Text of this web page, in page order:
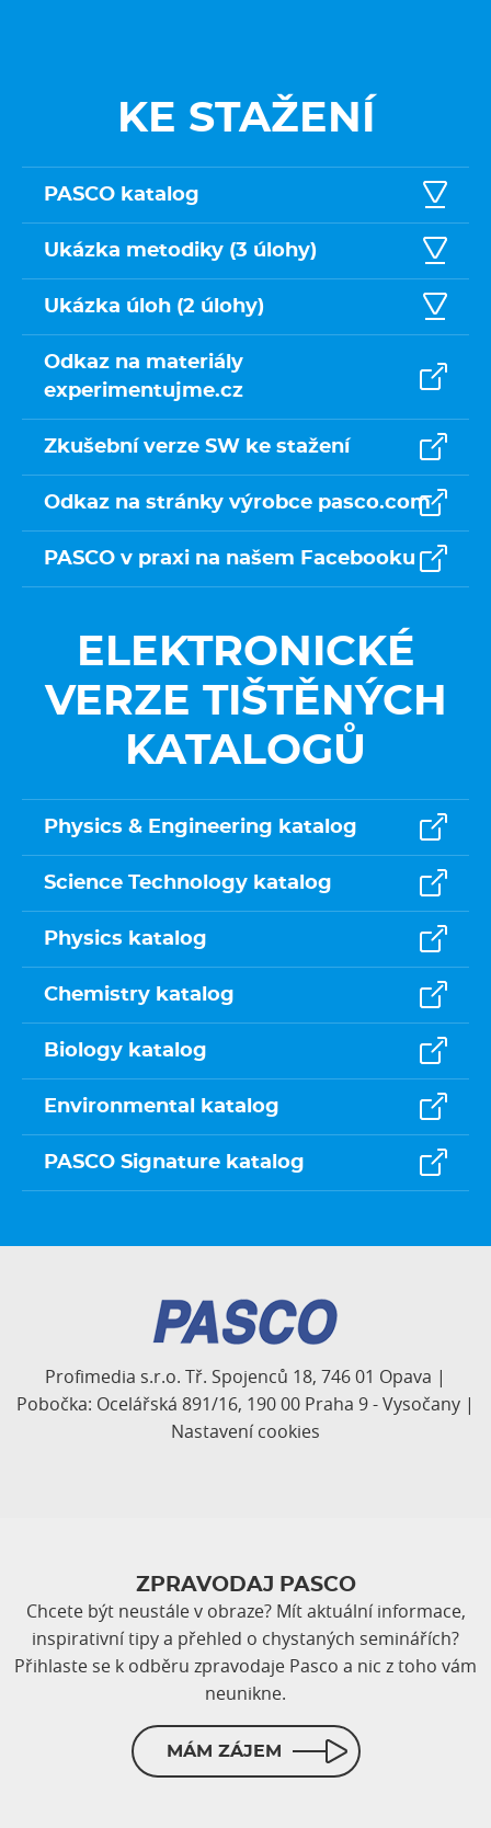
KE STAŽENÍ
PASCO katalog
Ukázka metodiky (3 úlohy)
Ukázka úloh (2 úlohy)
Odkaz na materiály
experimentujme.cz
Zkušební verze SW ke stažení
Odkaz na stránky výrobce pasco.com
PASCO v praxi na našem Facebooku
ELEKTRONICKÉ
VERZE TIŠTĚNÝCH
KATALOGŮ
Physics & Engineering katalog
Science Technology katalog
Physics katalog
Chemistry katalog
Biology katalog
Environmental katalog
PASCO Signature katalog
Profimedia s.r.o. Tř. Spojenců 18, 746 01 Opava |
Pobočka: Ocelářská 891/16, 190 00 Praha 9 - Vysočany |
Nastavení cookies
ZPRAVODAJ PASCO
Chcete být neustále v obraze? Mít aktuální informace,
inspirativní tipy a přehled o chystaných seminářích?
Přihlaste se k odběru zpravodaje Pasco a nic z toho vám
neunikne.
MÁM ZÁJEM